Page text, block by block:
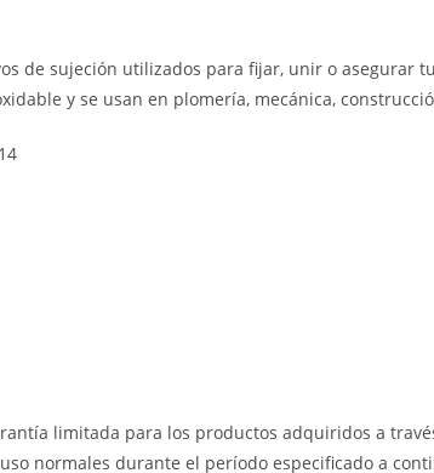
de sujeción utilizados para fijar, unir o asegurar
y se usan en plomería, mecánica,
limitada para los productos adquiridos a
normales durante el período especificado a